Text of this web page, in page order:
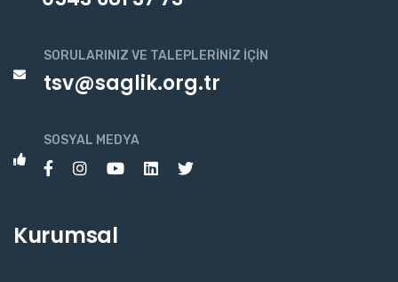
SORULARINIZ VE TALEPLERINIZ İÇIN
tsv@saglik.org.tr
SOSYAL MEDYA
Kurumsal